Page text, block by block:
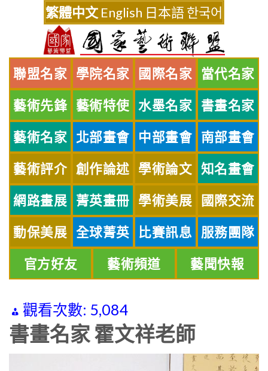
繁體中文 English 日本語한국어
聯盟名家 學院名家 國際名家 當代名家
藝術先鋒 藝術特使 水墨名家 書畫名家
藝術名家 北部畫會 中部畫會 南部畫會
藝術評介 創作論述 學術論文 知名畫會
網路畫展 菁英畫冊 學術美展 國際交流
動保美展 全球菁英 比賽訊息 服務團隊
官方好友 藝術頻道 藝聞快報
觀看次數: 5,084
書畫名家 霍文祥老師